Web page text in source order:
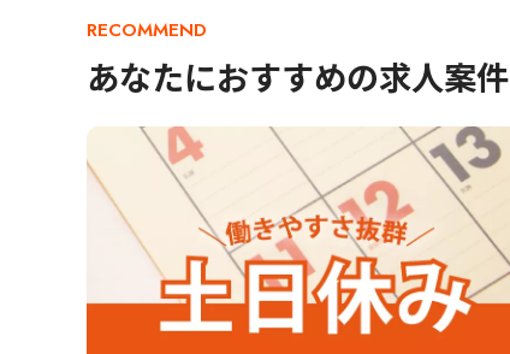
RECOMMEND
あなたにおすすめの求人案件